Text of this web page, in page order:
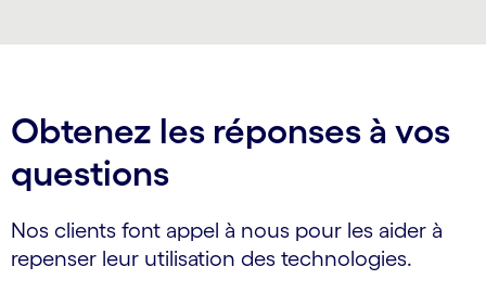
Obtenez les réponses à vos
questions
Nos clients font appel à nous pour les aider à
repenser leur utilisation des technologies.